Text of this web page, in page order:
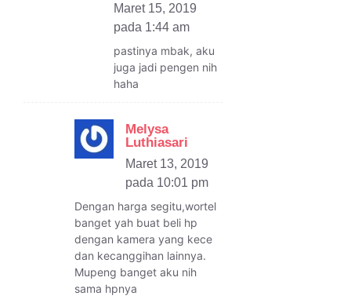
Maret 15, 2019
pada 1:44 am
pastinya mbak, aku
juga jadi pengen nih
haha
Melysa
Luthiasari
Maret 13, 2019
pada 10:01 pm
Dengan harga segitu,wortel
banget yah buat beli hp
dengan kamera yang kece
dan kecanggihan lainnya.
Mupeng banget aku nih
sama hpnya